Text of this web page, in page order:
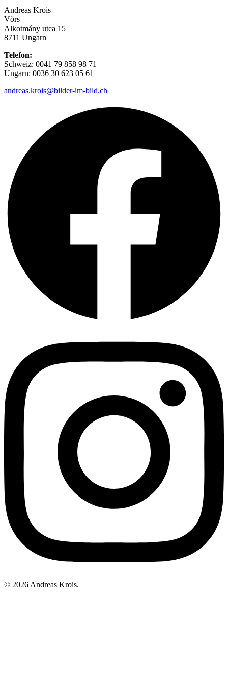
Andreas Krois
Vörs
Alkotmány utca 15
8711 Ungarn
Telefon:
Schweiz: 0041 79 858 98 71
Ungarn: 0036 30 623 05 61
andreas.krois@bilder-im-bild.ch
© 2026 Andreas Krois.